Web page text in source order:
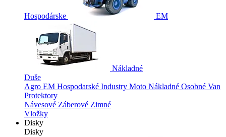
Hospodárske EM
Nákladné
Duše
Agro EM Hospodarské Industry Moto Nákladné Osobné Van
Protektory
Návesové Záberové Zimné
Vložky
Disky
Disky